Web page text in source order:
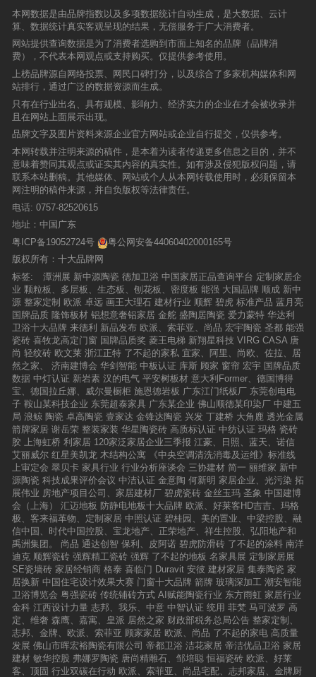
中源陶瓷品牌管理中心总经理郭浩先生据介绍，本次“2019设
计星日本创意源之旅”为期九天八夜，足迹跨越东京、京都、
大阪、濑户内海群岛，聚焦日本最热门的设计话题“现代建
筑”和“场景零售”，行程包括：中日青年设计师对话、学习新
零售下的VMD体系、深度考察日本最热门的商业综合体、参
访20+日本一众大师经典的现代主义建筑、文化古都日本人文
体验，濑户内海艺术祭等。“2019设计星日本创意源之旅”线
路掠影星游学出发2019设计星创意源之旅启航2019年，“设
计星”历时6个月的全国海选以及在西安、沈阳、贵州、武汉
四个城市引发轰动的“星竞选”PK晋级赛相继收官，全国12强
已集结完毕。重构创意源，为“设计星”总竞选寻找创作的灵
感，“2019设计星日本创意源之旅”也马上要启程了！在活动
现场，2019设计星12强选手接过主办方精心准备的专属定制
礼物及授旗，放飞代表梦想与祝福的七彩气球，寓意本次创
意源之旅的正式启动！设计星执行主席/新中源陶瓷营销总经
理陈勤显先生为12强选手授旗放飞代表梦想与祝福的七彩气
球10月9日，2019设计星12强，将带着岭南艺术带来思考与
感悟，走上日本创意源之旅。他们将在设计、艺术、新零售
领域，获得什么启发？带来哪些创新？敬请期待2019设计星
全国总竞选！特别鸣谢以下媒体单位： （排名不分先后）广
州日报、珠江时报、佛山日报、南方都市报、羊城晚报、佛
山电视台；网易家居、腾讯网、新浪网、搜狐网、搜房网、
凤凰网、今日头条、太平洋家居网、大粤网；陶城报、陶瓷
信息、陶瓷资讯、建材天地、陶业要闻摘要、创新陶业、陶
瓷财经内参、陶视觉、今日设计；华夏陶瓷网、建材网、陶
瓷世界网、陶卫家居网、华南家居网、众创社、说品天地
网、陶瓷网、直线传媒、陶瓷家居网、十大品牌网、陶瓷
网、智造联盟、中华家居网、美家网、陶瓷网、陶瓷家居
网、华人设计师网、中商建材网；
课。课程五《未来住宅产业研发》导师：刘威同时，本次创
业英雄会，还会针对整个住宅的精细化进行深度体验。我们
将会前往，“住宅精装系统设计圣手”刘威，在武汉的“6000方
住宅精细化研发中心”，在那里大家会看到未来的住宅会像做
产品、做汽车一样实现。刘威，妙物（）建筑装饰集团创始
人、艺术总监。拥有近20年丰富的室内设计、家居设计、陈
设配饰、艺术顾问等经验，致力于发展房地产业务，在住宅
产业界有着突出成绩及贡献。多次与美国、意大利、日本等
国际知名设计事务所联合设计，项目遍及新加坡、香港、内
地多个城市，是。模块六《领袖魅力：商务演讲与表达》导
师：殷亚敏专注于设计的我们，有没有遇到过这些问题：面
对甲方，无法解释自己优势所在？面对下属，无法拥有号召
力、感染力？面对质疑，经常无法思考，词不达意？这次我
们特意邀请，三届金话筒金奖获得者，原电视台《新闻调
辑、最通俗易懂的方式，最核心的表达诀窍，让大家快速成
为当众讲话的高手。报名须知入学基本条件：1. 申请人拥有
5年或以上全职工作经验；2.申请人为中小设计公司管理者或
泛家居品牌企业管理者。课程时间：2019年9月17-20日课程
地点：·武汉·万达瑞华酒店课程费用：1人6980元/人；2人65
80/人；5人以上5980元/人*全国仅99席，售完即止，不加注
报名池。*课程一经售出，无法退款，您可转赠给朋友。
参展企业和采购商数据，精准发力，不做无用之功，只做
实，绝不玩虚的。展会准备一个客户一个客户的去链接。展
会是持续的，每年努力一点，潭洲双展一定会成为世界级展
会，这是毫无疑问的。 拓宽渠道，首先是继续发力传统渠
道，如经销商渠道、设计师渠道、装修渠道、地产渠道，努
力把这些渠道做实，不断整合更多的渠道和资源，把原来传
统的渠道做实的基础上，探索新型渠道，定制家居渠道、装
配式建筑等新渠道。 做全球买卖，在买全球卖全球的时代，
潭洲展会怎么做全球展？招展招商全球化、宣传推广全球
化、采购招标全球化，特别是装备企业，说潭洲装备展是国
内展，这是不对的，我们致力于一个区域一个区域去推广，
我们会从就近的越南、印度、土耳其，向这些地方推广，我
们针对装备企业，把装备企业海外采购商都找过来。针对产
品展，要把海外产品采购商也找过来。之前参展的很多意大
利企业参展（产品展）都在1号馆，所以1号馆挤破头了，已
经调不出位置了，我们想把4-5号馆策划为主题馆甚至未来
馆，一策划下来应该也会马上满的。最后在大V·大咖面对面
交流环节，许多陶瓷企业代表和媒体记者纷纷发言，大家就
展会未来发展态势、展馆场地规划、展会招展招商渠道以及
展览内容定位等话题进行了交流，积极为潭洲陶瓷双展的成
长和发展建言献策。
合盛瓷砖的内部群“谍照”揭秘N°39 300X900mm产品大卖的
真相总部设计部与经销商：总部销售部和生产部：总部市场
部与经销商：大唐合盛全国导购群： N°39300X900mm
产品能够大卖，绝非偶然！其更得益于产品整体性的推广、
包装、营销、渠道等系统性的执行与落地！当然更离不开广
大消费者的喜爱与青睐！ N°39300X900mm产品卖疯成功
的背后秘密，小编也斗胆为大家泄露内部微信交流截图，下
密”信息，敬请期待！
亮相，迎来首批嘉宾。大角鹿全新总部展厅主打现代轻奢风
格，在产品陈列、空间表现、软装搭配等方面颇为讲究，在
产品、设计等方面展现出耳目一新的现代感。大角鹿董事长
南顺芝接受媒体群访因为更懂消费者，大角鹿2019年上半年
交出了一份亮丽的成绩单：全国市场销量同比增长53%，其
中温州市场增长600%；成功新签约128位合作伙伴；全国已
有13000个家庭使用大角鹿超耐磨大理石瓷砖……大角鹿董
事长南顺芝在接受媒体采访时表示，大角鹿的使命是解决瓷
砖使用中带来的不耐磨问题，让亿万家庭使用高品质的超耐
磨瓷砖！
牌的深度国际化和拓展市场空间走出新型的发展道路。并通
过四大品牌的合作，发挥各大品牌在生产、营销、技术、品
牌影响力等方面经验优势，结成国际共同体，推动海外扩张
的步伐；建立中外管理合作团队，吸引全球精尖人才资源，
形成研、创、产、销一体化组织，为市场提供优质高效的全
球化服务。马来西亚MML公司COO杨铁铮表示：“MML与欧
文莱、缪斯、多慕结合了多年的瓷砖经验的强大合作关系，
将在这个区域成为这个行业的产品创新的催化剂。世界各地
的消费者将能够期待一个可以把他们的生活空间美化的高品
质瓷砖设计的新时代。”广东欧文莱陶瓷有限公司董事长梁伟
鸿在致辞中提到：“欧文莱正全力以赴跨越了一个又一个新台
阶。进入到企业全球布局的进攻阶段，积极拓宽市场空间，
勇敢地‘走出去’，与当前高端国际品牌形成共同体，这是欧文
莱实现海外扩张的重要一环，意义非凡。”佛山市缪斯陶瓷有
有的品牌在全球的市场优化布局，供应链管理效率的提升都
产生非常积极的影响。”广东多慕建材有限公司董事伍源铎先
生表示：“我们将发挥四大高端品牌优势互补，响应一带一
路，整合全球化资源，开展国际布局，共同分享全球化成
果。”作为佛山市商务局的代表，佛山市商务局对外投资与经
济协作科科长李苑认为：“欧文莱等品牌企业作为建筑陶瓷行
业中以国际市场为重要发展战略和支撑的企业代表，是海外
市场的积极开拓者，也是‘走出去’产能合作的实践者。”她表
示：“对于今天签约落地的海外投资合作项目，我们将一如既
往地提供最大支持。”合作协议落地，打造马来西亚“生产基
地”是海外扩张第一步目前，处于合作发展的大时代背景，“一
带一路”、“全球化合作”、“资源互补”、“海外扩张”、“贸易壁
垒”成为热门关键词。“一带一路”战略构想的提出和推进，为
我国民营企业“走出去”提供了广阔的空间和平台，资源互补的
全球化合作，有利于企业打破贸易壁垒，实现海外扩张，加
速推进企业国际化进程。作为建筑陶瓷行业中以国际市场为
重要发展战略和支撑的企业代表之一，欧文莱一直在国际营
销、产品创新上积累经验，有厚实的市场根基，海外市场可
以说是欧文莱发展的重要组成部分。因此，携手高端国际品
牌，与马来西亚MML品牌正式签订合作协议，进一步拓展国
际市场，成为欧文莱迈向国际化进程中的一个重要事件。广
东欧文莱陶瓷有限公司国际营销总经理黄卓力进行《欧文
莱、缪斯、多慕、MML海外合作项目介绍》关于项目未来战
略发展规划，广东欧文莱陶瓷有限公司国际营销总经理黄卓
力介绍，该合作项目以“生产基地”为基础，深入发展“研
究”、“服务”、“应用”三大维度，并推进实践，形成良性闭环。
生产基地将以国际流行趋势为主要研究方向，推动主流前沿
瓷砖产品的开发与市场转化；在此基础上，搭建国际标准的
创品牌创始团队一起过去参加他们的活动和学习班，希望通
过这次汉字艺术游学活动将我们团队更好的宣传出去，与当
地的设计团队展开更深入的交流，互相促进，共同进步。汉
字艺术团队主要目的是把汉字这门学科应用到产业之中，我
们选择了软装和文创两种产业，因为佛山是建材生产基地，
很多产业都有可能用到软装，我们做的是艺术设计的软装孵
化。 观宇如镜运营总监龙潭观宇如镜运营总监龙潭现场讲
到，我们是做汉字艺术品牌设计应用，有家装、软装及很多
消费品，我们和这群艺术家一起来打造一种文创型的艺术孵
化平台。今年开始做应用落地，今年已经打造了六十多个单
品，我们希望以后能够为家装、瓷砖、品牌等更多独立的文
创品牌体系。华人设计师网主编焉莫观宇如镜设计总监潘忠
义观宇如镜执行总监梁芷铭观宇如镜开发总监曾球（媒体团
采访）本次艺术之旅是去往浙江杭州的千岛湖的艺术基地，
千岛湖梓桐艺术基地由政府出资打造，占地3000余平方米，
主要要用于汉字艺术的人才培养和研学基地，开发汉字水墨
研学课程，第一期开发30间客房，可一次性接待研学180
人，至2019年12月，预计接待访学、研学1万人次。 （观宇
如镜运营总监龙潭与媒体朋友合照）黄桂林总监接受现场媒
体采访签约仪式左观宇如镜营销总监黄桂林右2019汉字艺术
形象大使余妍（发车仪式）媒体大合照汉字是我们千百年来
的文化遗物，是老祖宗为我们留下的美好财富，而观宇如镜
他的品牌诠释的正是汉字艺术来缔造自然和心灵融合的生活
环境，深入贯彻落实梦精神，传承和实现中华文化伟大复
兴，以汉字的力量作为强大的文化发展驱动力。汉字是迄今
为止连续使用时间最长的文字，作为延绵几千年的中华传统
文化，具有非常大的挖掘潜力，“汉字艺术”通过现代数字化的
文创创意，让汉字文化与品牌有机结合，通过建立多种形式
的开发和营销体系，让品牌、产品与文化结合以消费的形式
走向大众生活，打造品牌文化软实力。
深耕的精神，致力于将“互联网+绿色建筑”事业推向全球，实
现“绿色建筑集成服务于全人类”的伟大愿景。万郡绿建凭借自
身强大的专业能力、系统化的集成服务能力，利用互联网、
物联网、虚拟现实结合等手段，整合线上线下各类资源，集
成服务于绿色建筑产业生态圈内部品、建材、房产、建筑、
装饰等伙伴，一同开创美好和谐的绿色建筑新时代。交流会
上，双方公司畅所欲言，增进了解作为建陶行业实力品牌，
润陶陶瓷一直以来都是大型地产企业战略合作伙伴，凭借优
质的产品、品味的设计以及出色的服务，润陶产品广泛应用
于全国高端项目,为广大工程商所青睐。签约仪式广东润陶陶
瓷有限公司董事长张愉女士（右），杭萧钢构、万郡绿建副
总裁何贤德（左）张董事长在会上表示，这将是一次互利共
赢，互相赋能的合作。双方将成立专门的专业材料商服务小
组，深度开展合作事宜。未来双方将利用行业资源、产业优
势等条件，实现资源共享，一起提高两大公司的竞争力，共
同打造更多精品工程项目。万郡绿建寻找供应商，看重的是
企业的背景、规模、技术、环保意识等综合实力，以及产品
本身的品质和产品线的丰富程度，既要能满足量的需求，又
要能满足质的要求。万郡绿建与润陶陶瓷开启战略合作，既
是对润陶品牌实力的肯定，也是对润陶产品品质的认可。未
来，双方将本着紧密合作、优势互补、共同发展的原则，实
现资源的高度整合，进一步加强双方在业务产品、跨行业资
源整合营销等多方面的战略合作，共同为广大消费者打造优
质的家居空间。
本网数据是由品牌指数以及多项数据统计自动生成，是大数据、云计
算、数据统计真实客观呈现的结果，无偿服务于广大消费者。
网站提供查询数据是为了消费者选购到市面上知名的品牌（品牌消
费），不代表本网观点或支持购买。仅提供参考使用。
上榜品牌源自网络投票、网民口碑打分，以及综合了多家机构媒体和网
站排行，通过广泛的数据资源而生成。
只有在行业出名、具有规模、影响力、经济实力的企业在才会被收录并
且在网站上面展示出现。
品牌文字及图片资料来源企业官方网站或企业自行提交，仅供参考。
本网转载并注明来源的稿件，是本着为读者传递更多信息之目的，并不
意味着赞同其观点或证实其内容的真实性。如有涉及侵犯版权问题，请
联系本站删稿。其他媒体、网站或个人从本网转载使用时，必须保留本
网注明的稿件来源，并自负版权等法律责任。
电话: 0757-82520615
地址：中国广东
粤ICP备19052724号
粤公网安备44060402000165号
版权所有：十大品牌网
标签:
潭洲展 新中源陶瓷 德加卫浴 中国家居正品查询平台 定制家居企
业 颗粒板、多层板、生态板、刨花板、密度板 能强 大国品牌 顺成 新中
源 整家定制 欧派 卓远 画王大理石 建材行业 顺辉 碧虎 标准产品 蓝月亮
国牌品质 隆饰板材 铝想意奢铝家居 金舵 盛陶居陶瓷 爱力蒙特 华达利
卫浴十大品牌 来德利 新品发布 欧派、索菲亚、尚品 宏宇陶瓷 圣都 能强
瓷砖 喜牧龙高定门窗 国牌品质奖 菱王电梯 新翔星科技 VIRG CASA 唐
尚 轻纹砖 欧文莱 浙江正特 了不起的家私 宜家、阿里、尚欧、佐拉、居
然之家、
济南建博会 华剑智能 中板认证 库斯 顾家 窗帘 宏宇 国牌品质
数据 中灯认证 新岩素 汉的电气 平安树板材 意大利Former、德国博得
宝、德国拉丘娜、威尔曼橱柜 施恩德岩板 广东江门纸板厂 东莞创电电
子 鞍山某科技企业 东莞超泰家具 广东某企业 佛山顺德某印染厂 中建五
局 浪鲸 陶瓷 卓高陶瓷 壹家达 金锋达陶瓷 兴发 丁建桥 大角鹿 透光金属
箭牌家居 谢岳荣 整装家装 华星陶瓷砖 高质标认证 中纺认证 玛格 瓷砖
胶
上海虹桥 利家居 120家泛家居企业三季报 江豪、日照、蓝天、诺信
艾丽威尔 红星美凯龙 木结构公寓
《中央空调清洗消毒及运维》标准线
上审定会 翠贝卡 家具行业 行业分析座谈会 三协建材 简一 丽维家 新中
源陶瓷 科技成果评价会议 中洁认证 金意陶 何新明 家居企业、光污染 拓
展伟业 房地产项目公司、家居建材厂 碧虎瓷砖 金丝玉玛 圣象 中国建博
会（上海）
汇迈地板 防静电地板十大品牌 欧派、好莱客HD吉吉、玛格
极、客来福革物、定制家居 中照认证 碧桂园、美的置业、中梁控股、融
信中国、时代中国控股、宝龙地产、正荣地产、祥生控股、弘阳地产和
禹洲集团。
尚品 通达创智 保利、皮阿诺 碧虎防滑砖 了不起的涂料 南洋
迪克 顺辉瓷砖 强辉精工瓷砖 强辉 了不起的地板 名家具展 定制家居展
SE瓷墙砖 家居经销商 格泰 喜临门 Duravit 安彼 建材家居 集泰陶瓷 家
居换新 中国住宅设计效果大赛 门窗十大品牌 箭牌 玻璃深加工 潮安智能
卫浴博览会 粤强瓷砖 传统铺砖方式 AI赋能陶瓷行业 东方雨虹 家居行业
金科 江西设计力量 志邦、我乐、中意 中智认证 统用 菲梵 马可波罗 高
定、维奢 森鹰、嘉寓、皇派 居然之家 财政部税务总局公告 整家定制、
志邦、金牌、欧派、索菲亚 顾家家居 欧派、尚品 了不起的家电 高质量
发展 佛山市晖宏裕陶瓷有限公司 帝都卫浴 洁花家居 帝洁优品卫浴 家居
建材 敏华控股 弗娜罗陶瓷 唐尚精雕石、邹培聪 恒福瓷砖 欧派、好莱
客、顶固 行业双碳在行动 欧派、索菲亚、尚品宅配、志邦家居、金牌厨